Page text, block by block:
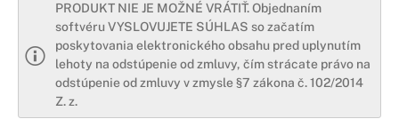
PRODUKT NIE JE MOŽNÉ VRÁTIŤ. Objednaním
softvéru VYSLOVUJETE SÚHLAS so začatím
poskytovania elektronického obsahu pred uplynutím
lehoty na odstúpenie od zmluvy, čím strácate právo na
odstúpenie od zmluvy v zmysle §7 zákona č. 102/2014
Z. z.